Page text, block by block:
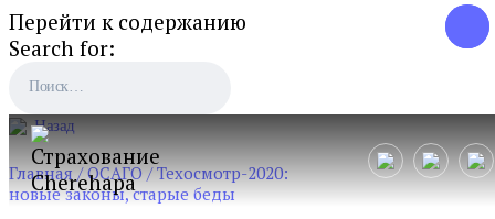
Перейти к содержанию
Search for:
Назад
Главная/ОСАГО/Техосмотр-2020:
новые законы, старые беды